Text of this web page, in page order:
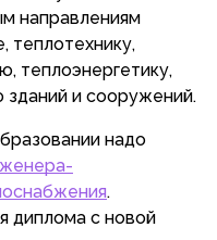
направлениям
теплотехнику,
теплоэнергетику,
зданий и сооружений.
надо
.
диплома с новой